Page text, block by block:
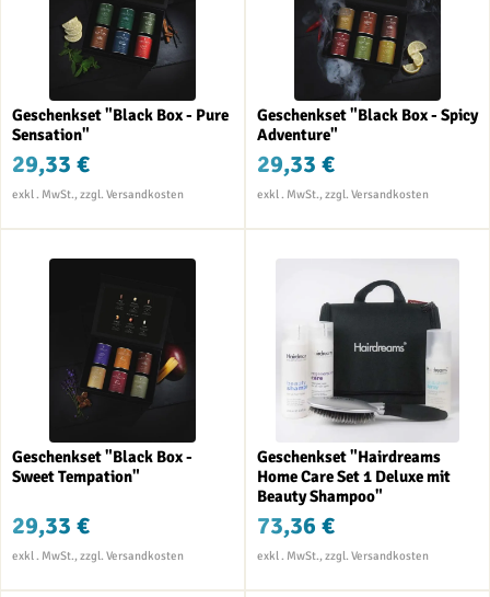
Geschenkset "Black Box - Pure
Sensation"
29,33 €
Geschenkset "Black Box - Spicy
Adventure"
29,33 €
Geschenkset "Black Box -
Sweet Tempation"
29,33 €
Geschenkset "Hairdreams
Home Care Set 1 Deluxe mit
Beauty Shampoo"
73,36 €